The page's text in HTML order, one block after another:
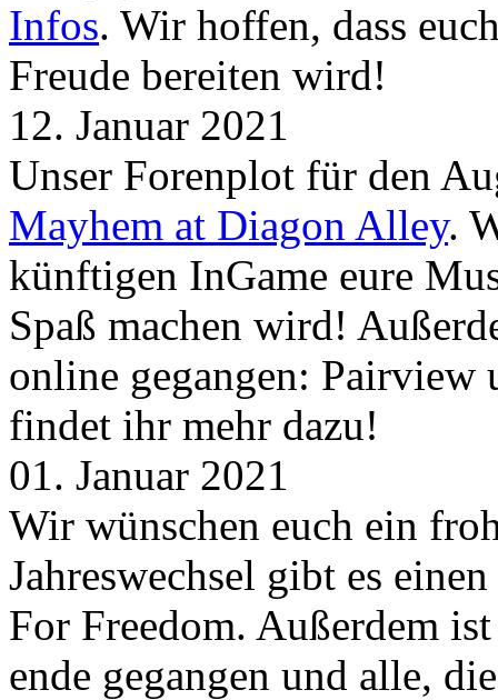
Infos. Wir hoffen, dass
Freude bereiten wird!
12. Januar 2021
Unser Forenplot für den
Mayhem at Diagon Alley.
künftigen InGame eure
Spaß machen wird!
online gegangen:
findet ihr mehr dazu!
01. Januar 2021
Wir wünschen euch ein
Jahreswechsel gibt es einen
For Freedom. Außerdem
ende gegangen und alle,